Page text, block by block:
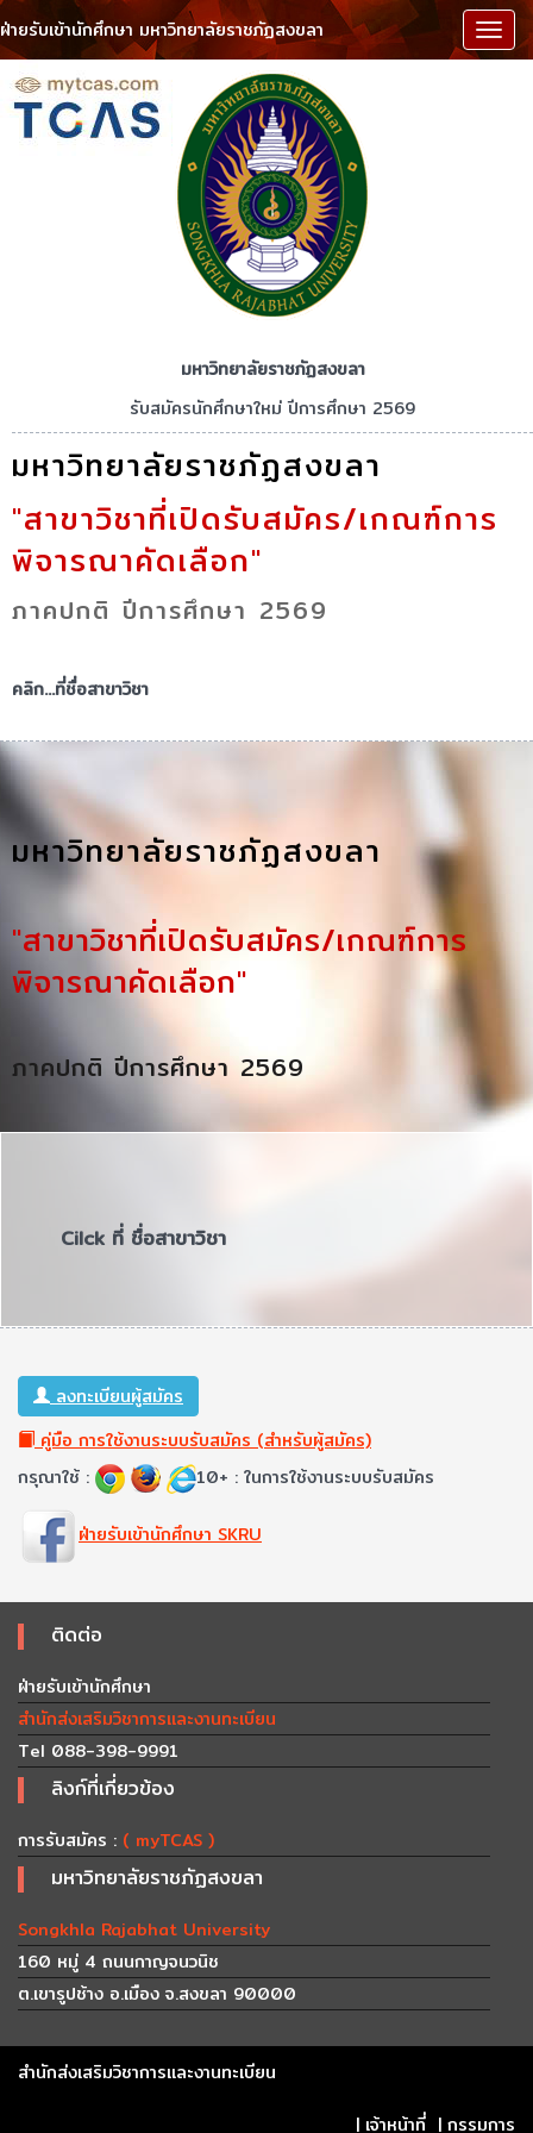
ฝ่ายรับเข้านักศึกษา มหาวิทยาลัยราชภัฏสงขลา เมนู
มหาวิทยาลัยราชภัฏสงขลา
รับสมัครนักศึกษาใหม่ ปีการศึกษา 2569
มหาวิทยาลัยราชภัฏสงขลา
"สาขาวิชาที่เปิดรับสมัคร/เกณฑ์การ
พิจารณาคัดเลือก"
ภาคปกติ ปีการศึกษา 2569
คลิก...ที่ชื่อสาขาวิชา
มหาวิทยาลัยราชภัฏสงขลา
"สาขาวิชาที่เปิดรับสมัคร/เกณฑ์การ
พิจารณาคัดเลือก"
ภาคปกติ ปีการศึกษา 2569
Cilck ที่ ชื่อสาขาวิชา
ลงทะเบียนผู้สมัคร
คู่มือ การใช้งานระบบรับสมัคร (สำหรับผู้สมัคร)
กรุณาใช้ :
10+ : ในการใช้งานระบบรับสมัคร
ฝ่ายรับเข้านักศึกษา SKRU
ติดต่อ
ฝ่ายรับเข้านักศึกษา
สำนักส่งเสริมวิชาการและงานทะเบียน
Tel 088-398-9991
ลิงก์ที่เกี่ยวข้อง
การรับสมัคร : ( myTCAS )
มหาวิทยาลัยราชภัฏสงขลา
Songkhla Rajabhat University
160 หมู่ 4 ถนนกาญจนวนิช
ต.เขารูปช้าง อ.เมือง จ.สงขลา 90000
สำนักส่งเสริมวิชาการและงานทะเบียน
| เจ้าหน้าที่ | กรรมการ